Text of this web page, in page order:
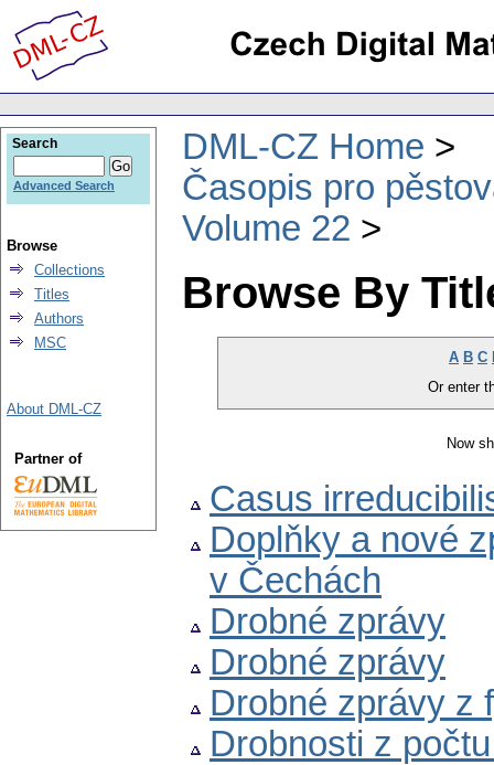
DML-CZ Home
Časopis pro
Volume 22
Browse By
A B C
Or enter
Now
Casus
Doplňky a nové
v Čechách
Drobné zprávy
Drobné zprávy
Drobné zprávy z
Drobnosti z
Search
Advanced Search
Browse
Collections
Titles
Authors
MSC
About DML-CZ
Partner of